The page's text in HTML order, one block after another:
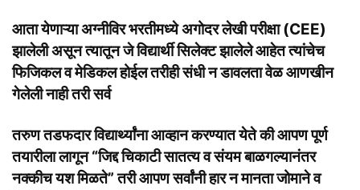
आता येणाऱ्या अग्नीविर भरतीमध्ये अगोदर लेखी परीक्षा (CEE)
झालेली असून त्यातून जे विद्यार्थी सिलेक्ट झालेले आहेत त्यांचेच
फिजिकल व मेडिकल होईल तरीही संधी न डावलता वेळ आणखीन
गेलेली नाही तरी सर्व
तरुण तडफदार विद्यार्थ्यांना आव्हान करण्यात येते की आपण पूर्ण
तयारीला लागून “जिद्द चिकाटी सातत्य व संयम बाळगल्यानंतर
नक्कीच यश मिळते” तरी आपण सर्वांनी हार न मानता जोमाने व